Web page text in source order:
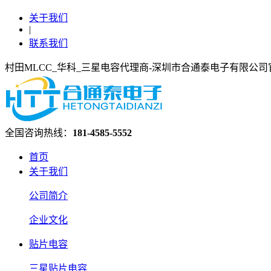
关于我们
|
联系我们
村田MLCC_华科_三星电容代理商-深圳市合通泰电子有限公司
全国咨询热线： 181-4585-5552
首页
关于我们
公司简介
企业文化
贴片电容
三星贴片电容